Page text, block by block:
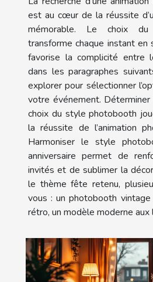
est au cœur de la réussite
mémorable. Le choix
transforme chaque instant en
favorise la complicité entre
dans les paragraphes
explorer pour sélectionner
votre événement.
choix du style photobooth
la réussite de l’animation
Harmoniser le style
anniversaire permet de
invités et de sublimer la
le thème fête retenu,
vous : un photobooth
rétro, un modèle moderne aux